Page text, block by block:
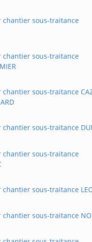
chantier sous-traitance
chantier sous-traitance
chantier sous-traitance
chantier sous-traitance
chantier sous-traitance
chantier sous-traitance
chantier sous-traitance